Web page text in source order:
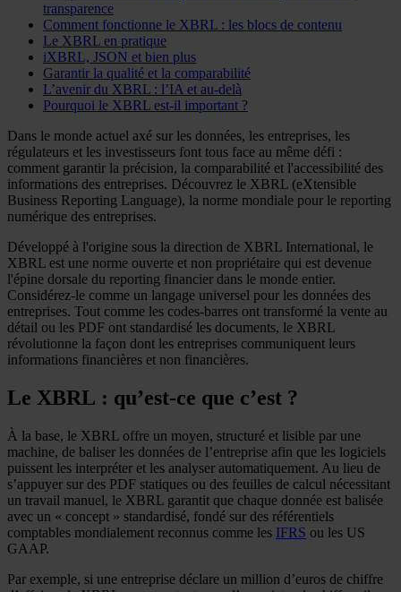
transparence
Comment fonctionne le XBRL : les blocs de contenu
Le XBRL en pratique
iXBRL, JSON et bien plus
Garantir la qualité et la comparabilité
L’avenir du XBRL : l’IA et au-delà
Pourquoi le XBRL est-il important ?
Dans le monde actuel axé sur les données, les entreprises, les
régulateurs et les investisseurs font tous face au même défi :
comment garantir la précision, la comparabilité et l'accessibilité des
informations des entreprises. Découvrez le XBRL (eXtensible
Business Reporting Language), la norme mondiale pour le reporting
numérique des entreprises.
Développé à l'origine sous la direction de XBRL International, le
XBRL est une norme ouverte et non propriétaire qui est devenue
l'épine dorsale du reporting financier dans le monde entier.
Considérez-le comme un langage universel pour les données des
entreprises. Tout comme les codes-barres ont transformé la vente au
détail ou les PDF ont standardisé les documents, le XBRL
révolutionne la façon dont les entreprises communiquent leurs
informations financières et non financières.
Le XBRL : qu’est-ce que c’est ?
À la base, le XBRL offre un moyen, structuré et lisible par une
machine, de baliser les données de l’entreprise afin que les logiciels
puissent les interpréter et les analyser automatiquement. Au lieu de
s’appuyer sur des PDF statiques ou des feuilles de calcul nécessitant
un travail manuel, le XBRL garantit que chaque donnée est balisée
avec un « concept » standardisé, fondé sur des référentiels
comptables mondialement reconnus comme les IFRS ou les US
GAAP.
Par exemple, si une entreprise déclare un million d’euros de chiffre